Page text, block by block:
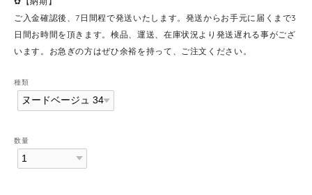
ご入金確認後、7日間程で発送いたします。発送からお手元に届くまで3
日間お時間を頂きます。検品、運送、在庫状況より発送遅れる事がござ
います。お急ぎの方はぜひ余裕を持って、ご注文ください。
種類
数量